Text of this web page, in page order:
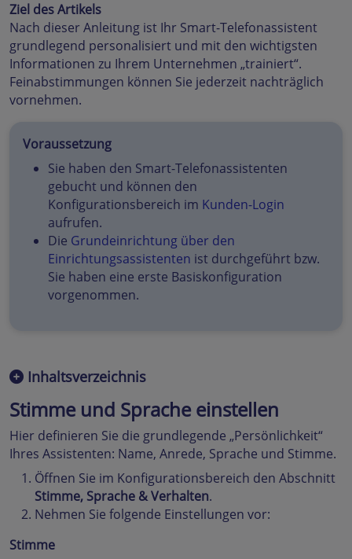
Ziel des Artikels
Nach dieser Anleitung ist Ihr Smart-Telefonassistent
grundlegend personalisiert und mit den wichtigsten
Informationen zu Ihrem Unternehmen „trainiert“.
Feinabstimmungen können Sie jederzeit nachträglich
vornehmen.
Voraussetzung
Sie haben den Smart-Telefonassistenten
gebucht und können den
Konfigurationsbereich im Kunden-Login
aufrufen.
Die Grundeinrichtung über den
Einrichtungsassistenten ist durchgeführt bzw.
Sie haben eine erste Basiskonfiguration
vorgenommen.
Inhaltsverzeichnis
Stimme und Sprache einstellen
Hier definieren Sie die grundlegende „Persönlichkeit“
Ihres Assistenten: Name, Anrede, Sprache und Stimme.
Öffnen Sie im Konfigurationsbereich den Abschnitt
Stimme, Sprache & Verhalten.
Nehmen Sie folgende Einstellungen vor:
Stimme